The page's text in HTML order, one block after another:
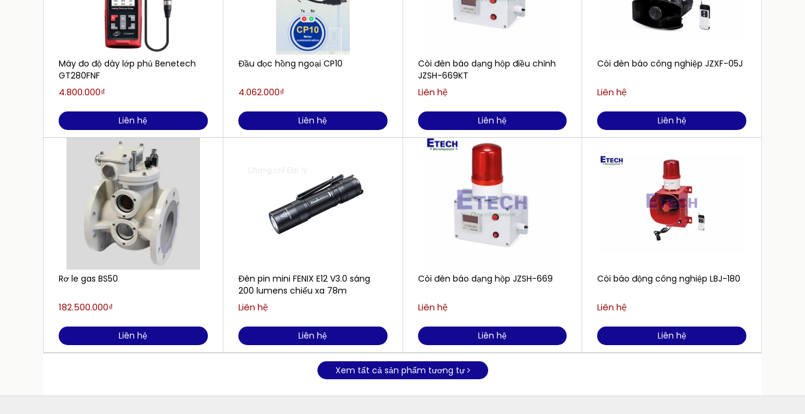
Máy đo độ dày lớp phủ Benetech
GT280FNF
4.800.000₫
Liên hệ
Rơ le gas BS50
182.500.000₫
Liên hệ
Đầu đọc hồng ngoại CP10
4.062.000₫
Liên hệ
Đèn pin mini FENIX E12 V3.0 sáng
200 lumens chiếu xa 78m
Liên hệ
Liên hệ
Còi đèn báo dạng hộp điều chỉnh
JZSH-669KT
Liên hệ
Liên hệ
Còi đèn báo dạng hộp JZSH-669
Liên hệ
Liên hệ
Còi đèn báo công nghiệp JZXF-05J
Liên hệ
Liên hệ
Còi báo động công nghiệp LBJ-180
Liên hệ
Liên hệ
Xem tất cả sản phẩm tương tự